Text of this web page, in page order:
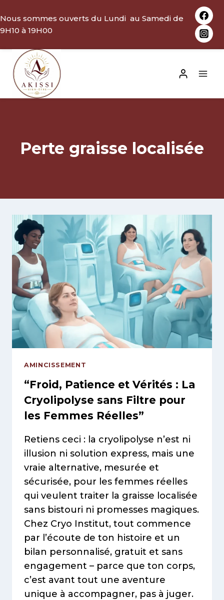
au
contenu
Nous sommes ouverts du Lundi au Samedi de
9H10 à 19H00
Perte graisse localisée
AMINCISSEMENT
“Froid, Patience et Vérités : La
Cryolipolyse sans Filtre pour
les Femmes Réelles”
Retiens ceci : la cryolipolyse n’est ni
illusion ni solution express, mais une
vraie alternative, mesurée et
sécurisée, pour les femmes réelles
qui veulent traiter la graisse localisée
sans bistouri ni promesses magiques.
Chez Cryo Institut, tout commence
par l’écoute de ton histoire et un
bilan personnalisé, gratuit et sans
engagement – parce que ton corps,
c’est avant tout une aventure
unique à accompagner, pas à juger.